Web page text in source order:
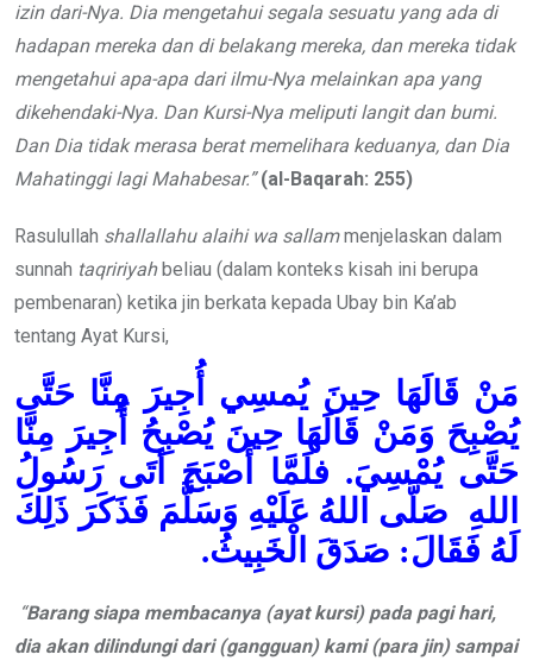
izin dari-Nya. Dia mengetahui segala sesuatu yang ada di
hadapan mereka dan di belakang mereka, dan mereka tidak
mengetahui apa-apa dari ilmu-Nya melainkan apa yang
dikehendaki-Nya. Dan Kursi-Nya meliputi langit dan bumi.
Dan Dia tidak merasa berat memelihara keduanya, dan Dia
Mahatinggi lagi Mahabesar.” (al-Baqarah: 255)
Rasulullah shallallahu alaihi wa sallammenjelaskan dalam
sunnah taqririyahbeliau (dalam konteks kisah ini berupa
pembenaran) ketika jin berkata kepada Ubay bin Ka’ab
tentang Ayat Kursi,
مَنْ قَالَهَا حِينَ يُمسِي أُجِيرَ مِنَّا حَتَّى
يُصْبِحَ وَمَنْ قَالَهَا حِينَ يُصْبِحُ أُجِيرَ مِنَّا
حَتَّى يُمْسِيَ. فلَمَّا أَصْبَحَ أتَى رَسُولُ
اللهِ صَلَّى اللهُ عَلَيْهِ وَسَلَّمَ فَذَكَرَ ذَلِكَ
لَهُ فَقَالَ: صَدَقَ الْخَبِيثُ.
“Barang siapa membacanya (ayat kursi)pada pagi hari,
dia akan dilindungi dari (gangguan) kami(para jin)sampai